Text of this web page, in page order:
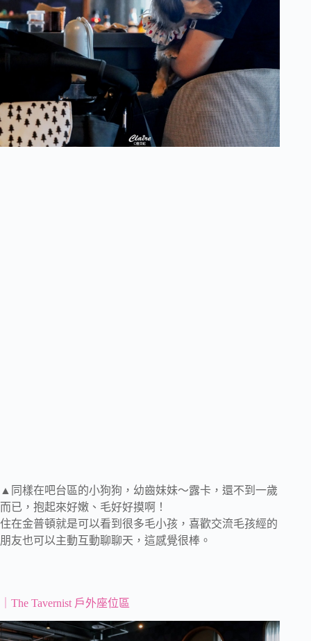
▲同樣在吧台區的小狗狗，幼齒妹妹～露卡，還不到一歲
而已，抱起來好嫩、毛好好摸啊！
住在金普頓就是可以看到很多毛小孩，喜歡交流毛孩經的
朋友也可以主動互動聊聊天，這感覺很棒。
｜The Tavernist 戶外座位區